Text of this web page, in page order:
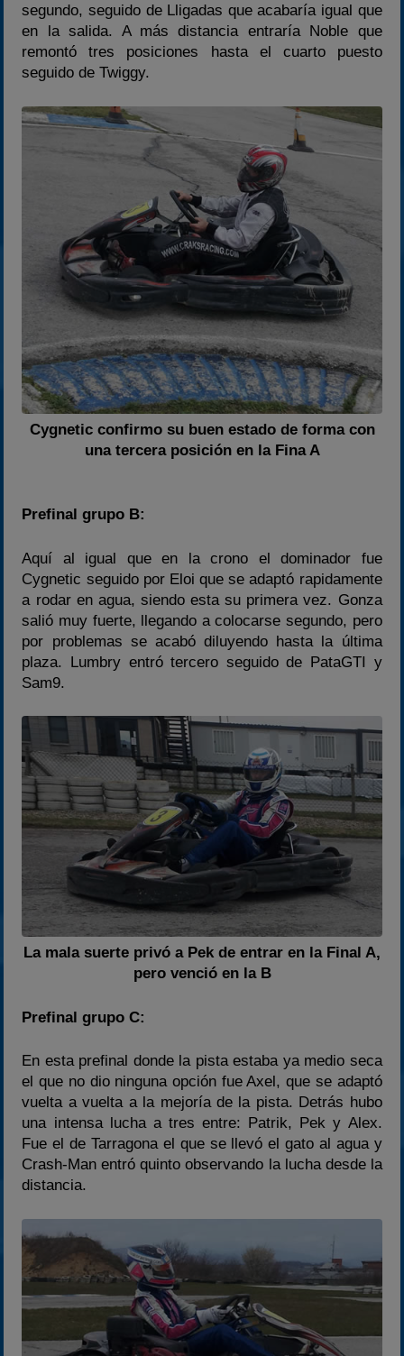
segundo, seguido de Lligadas que acabaría igual que
en la salida. A más distancia entraría Noble que
remontó tres posiciones hasta el cuarto puesto
seguido de Twiggy.
Cygnetic confirmo su buen estado de forma con
una tercera posición en la Fina A
Prefinal grupo B:
Aquí al igual que en la crono el dominador fue
Cygnetic seguido por Eloi que se adaptó rapidamente
a rodar en agua, siendo esta su primera vez. Gonza
salió muy fuerte, llegando a colocarse segundo, pero
por problemas se acabó diluyendo hasta la última
plaza. Lumbry entró tercero seguido de PataGTI y
Sam9.
La mala suerte privó a Pek de entrar en la Final A,
pero venció en la B
Prefinal grupo C:
En esta prefinal donde la pista estaba ya medio seca
el que no dio ninguna opción fue Axel, que se adaptó
vuelta a vuelta a la mejoría de la pista. Detrás hubo
una intensa lucha a tres entre: Patrik, Pek y Alex.
Fue el de Tarragona el que se llevó el gato al agua y
Crash-Man entró quinto observando la lucha desde la
distancia.